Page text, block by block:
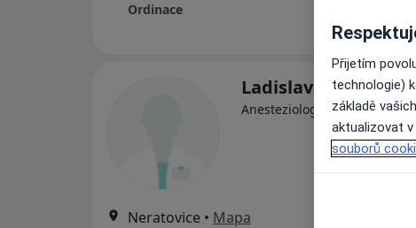
Ordinace
Ladislava Buková
Anesteziolog, Chirurg
Neratovice • Mapa
Přijetím
technologie)
základě
aktualizovat
souborů